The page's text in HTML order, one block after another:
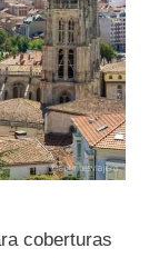
coberturas